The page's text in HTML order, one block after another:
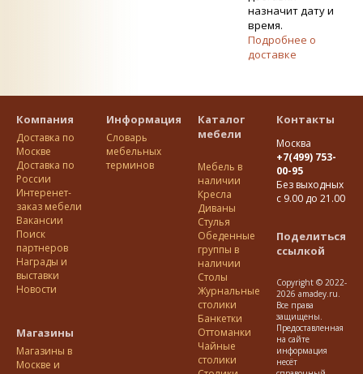
назначит дату и
время.
Подробнее о
доставке
Компания
Доставка по
Москве
Доставка по
Росcии
Интеренет-
заказ мебели
Вакансии
Поиск
партнеров
Награды и
выставки
Новости
Магазины
Магазины в
Москве и
Информация
Словарь
мебельных
терминов
Каталог
мебели
Мебель в
наличии
Кресла
Диваны
Стулья
Обеденные
группы в
наличии
Столы
Журнальные
столики
Банкетки
Оттоманки
Чайные
столики
Контакты
Москва
+7(499) 753-
00-95
Без выходных
с 9.00 до 21.00
Поделиться
ссылкой
Copyright © 2022-
2026 amadey.ru.
Все права
защищены.
Предоставленная
на сайте
информация
несёт